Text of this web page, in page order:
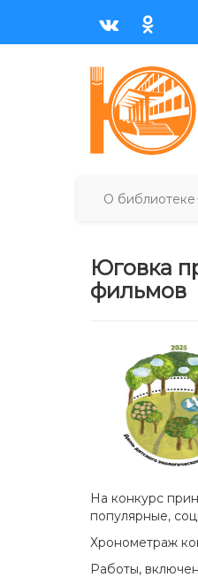
О библиотеке
Юговка
фильмов
На конкурс
популярные,
Хронометраж
Работы,